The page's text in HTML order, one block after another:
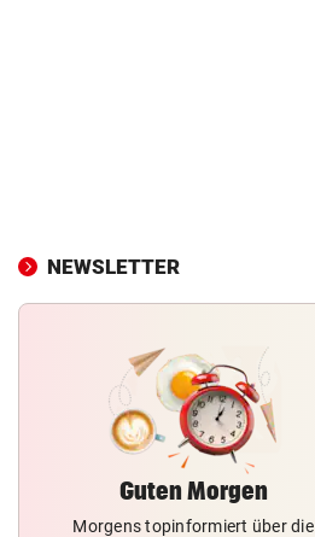
NEWSLETTER
Guten Morgen
Morgens topinformiert über die